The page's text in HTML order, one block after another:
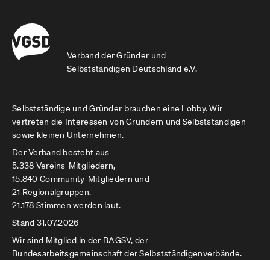
Verband der Gründer und
Selbstständigen Deutschland e.V.
Selbstständige und Gründer brauchen eine Lobby. Wir
vertreten die Interessen von Gründern und Selbstständigen
sowie kleinen Unternehmen.
Der Verband besteht aus
5.338 Vereins-Mitgliedern,
15.840 Community-Mitgliedern und
21 Regionalgruppen.
21.178 Stimmen werden laut.
Stand 31.07.2026
Wir sind Mitglied in der BAGSV, der
Bundesarbeitsgemeinschaft der Selbstständigenverbände.